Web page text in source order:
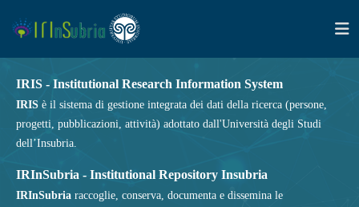
IRIS - Institutional Research Information System
IRIS è il sistema di gestione integrata dei dati della ricerca (persone,
progetti, pubblicazioni, attività) adottato dall'Università degli Studi
dell’Insubria.
IRInSubria - Institutional Repository Insubria
IRInSubria raccoglie, conserva, documenta e dissemina le